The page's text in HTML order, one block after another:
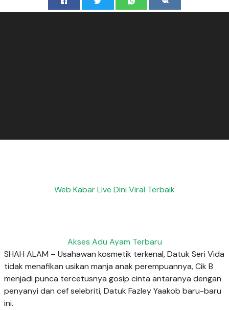
Web Kabar Live Dini Viral Terbaik
Akses Adu Ayam Terbaru
SHAH ALAM – Usahawan kosmetik terkenal, Datuk Seri Vida
tidak menafikan usikan manja anak perempuannya, Cik B
menjadi punca tercetusnya gosip cinta antaranya dengan
penyanyi dan cef selebriti, Datuk Fazley Yaakob baru-baru
ini.